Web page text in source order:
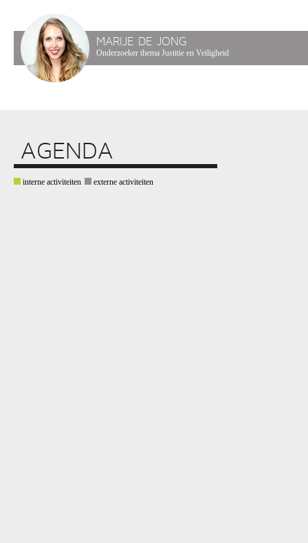
MARIJE DE JONG
Onderzoeker thema Justitie en Veiligheid
AGENDA
interne activiteiten externe activiteiten